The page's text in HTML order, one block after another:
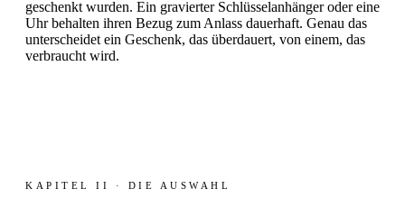
geschenkt wurden. Ein gravierter Schlüsselanhänger oder eine
Uhr behalten ihren Bezug zum Anlass dauerhaft. Genau das
unterscheidet ein Geschenk, das überdauert, von einem, das
verbraucht wird.
KAPITEL II · DIE AUSWAHL